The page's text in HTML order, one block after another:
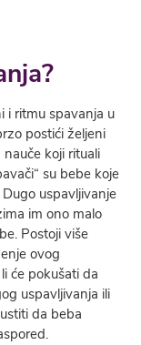
i ritmu spavanja u
postići željeni
koji rituali
su bebe koje
uspavljivanje
im ono malo
Postoji više
ovog
će pokušati da
uspavljivanja ili
da beba